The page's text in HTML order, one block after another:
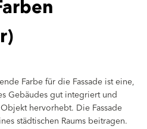
Farbe für die Fassade ist eine,
Gebäudes gut integriert und
hervorhebt. Die Fassade
städtischen Raums beitragen.